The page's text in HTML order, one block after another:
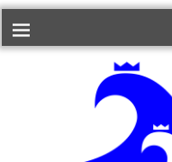
treści